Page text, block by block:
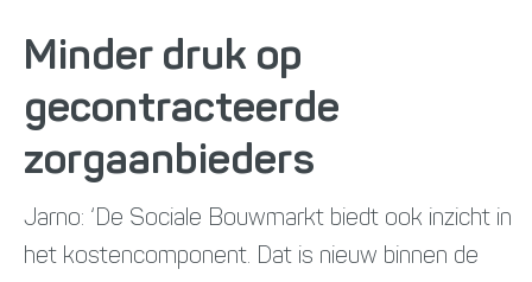
Minder druk op
gecontracteerde
zorgaanbieders
Jarno: ‘De Sociale Bouwmarkt biedt ook inzicht in
het kostencomponent. Dat is nieuw binnen de